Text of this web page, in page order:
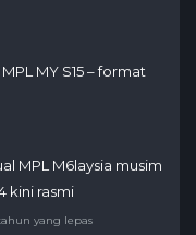
MY S15 – format
MPL M6laysia musim
kini rasmi
yang lepas